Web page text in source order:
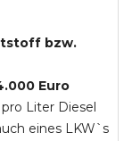
bzw.
Euro
Liter Diesel
eines LKW`s